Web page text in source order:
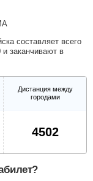
составляет всего
заканчивают в
Дистанция между
городами
4502